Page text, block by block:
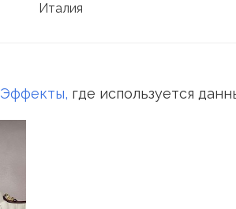
Италия
Эффекты, где используется